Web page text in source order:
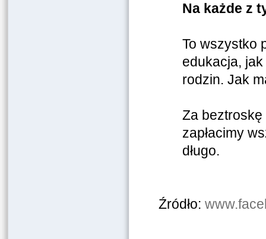
Na każde z
To wszystko
edukacja,
rodzin. Jak
Za beztroskę
zapłacimy
długo.
Źródło: